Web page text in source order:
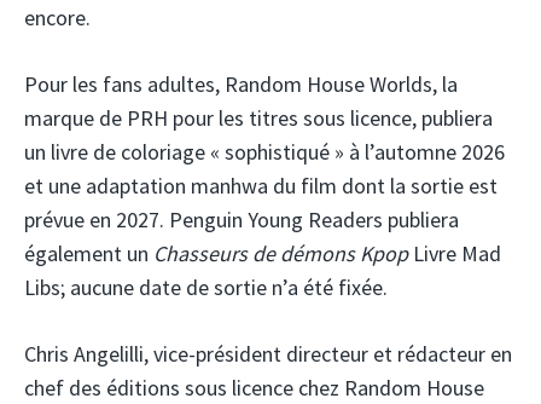
encore.
Pour les fans adultes, Random House Worlds, la
marque de PRH pour les titres sous licence, publiera
un livre de coloriage « sophistiqué » à l’automne 2026
et une adaptation manhwa du film dont la sortie est
prévue en 2027. Penguin Young Readers publiera
également un Chasseurs de démons KpopLivre Mad
Libs; aucune date de sortie n’a été fixée.
Chris Angelilli, vice-président directeur et rédacteur en
chef des éditions sous licence chez Random House